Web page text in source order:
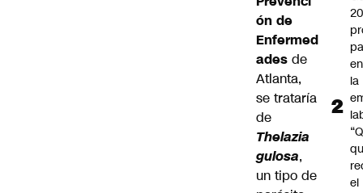
ón de
Enfermed
ades de
Atlanta,
se trataría
de
Thelazia
gulosa,
un tipo de
20
la
el